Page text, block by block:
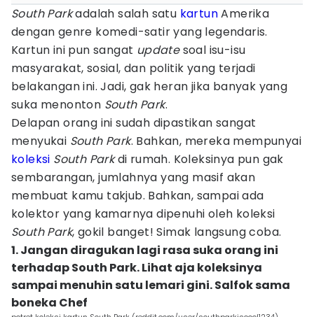
South Parkadalah salah satu kartunAmerika
dengan genre komedi-satir yang legendaris.
Kartun ini pun sangat updatesoal isu-isu
masyarakat, sosial, dan politik yang terjadi
belakangan ini. Jadi, gak heran jika banyak yang
suka menonton South Park.
Delapan orang ini sudah dipastikan sangat
menyukai South Park. Bahkan, mereka mempunyai
koleksi South Parkdi rumah. Koleksinya pun gak
sembarangan, jumlahnya yang masif akan
membuat kamu takjub. Bahkan, sampai ada
kolektor yang kamarnya dipenuhi oleh koleksi
South Park, gokil banget! Simak langsung coba.
1. Jangan diragukan lagi rasa suka orang ini
terhadap South Park. Lihat aja koleksinya
sampai menuhin satu lemari gini. Salfok sama
boneka Chef